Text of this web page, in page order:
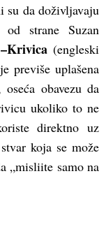
su da doživljavaju
strane Suzan
–Krivica(engleski
previše uplašena
obavezu da
ukoliko to ne
direktno uz
koja se može
„misliite samo na